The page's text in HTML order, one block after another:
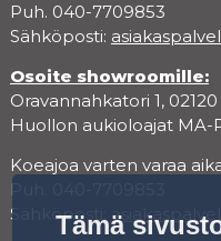
Puh. 040-7709853
Sähköposti:
Osoite showroomille:
Oravannahkatori 1,
Huollon aukioloajat MA-
Koeajoa varten varaa
Sähköposti:
Tämä